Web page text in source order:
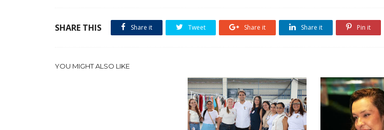
SHARE THIS Share it Tweet Share it Share it Pin it
YOU MIGHT ALSO LIKE